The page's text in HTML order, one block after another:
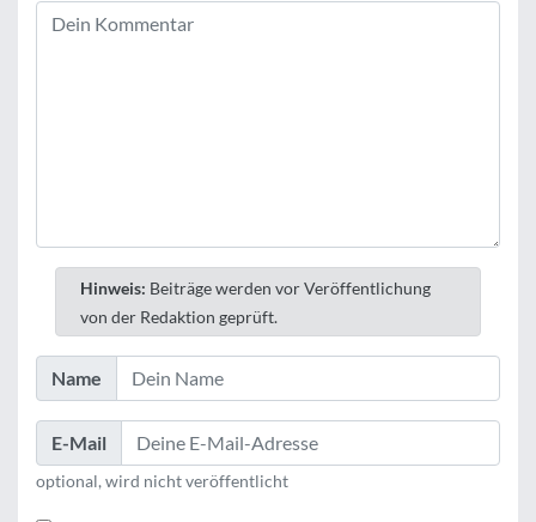
Hinweis: Beiträge werden vor Veröffentlichung
von der Redaktion geprüft.
Name
E-Mail
optional, wird nicht veröffentlicht